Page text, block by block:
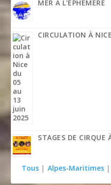
MER À L’ÉPHÉMÈRE
CIRCULATION À
STAGES DE CIRQUE
Tous | Alpes-Maritimes |